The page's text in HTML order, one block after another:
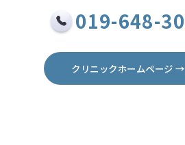
019-648-
クリニックホームページ →